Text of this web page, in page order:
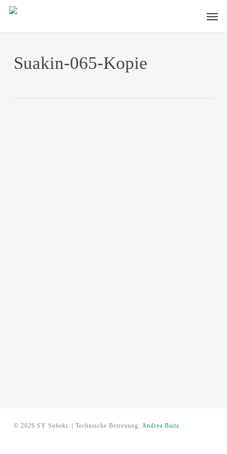
Skip
main
Suakin-065-Kopie
© 2026 SY Subeki. | Technische Betreuung: Andrea Baitz